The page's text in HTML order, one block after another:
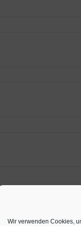
Wir verwenden Cookies,